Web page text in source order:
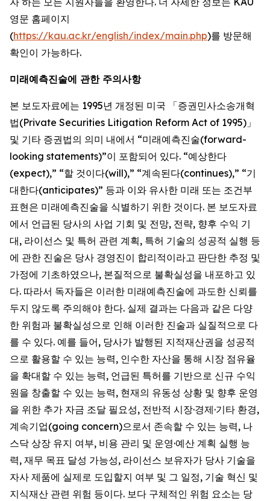
영문 홈페이지
(https://kau.ac.kr/english/index/main.php)를 방문해
확인이 가능하다.
미래예측진술에 관한 주의사항
본 보도자료에는 1995년 개정된 미국 「증권민사소송개혁
법(Private Securities Litigation Reform Act of 1995)」
및 기타 증권법의 의미 내에서 “미래예측진술(forward-
looking statements)”이 포함되어 있다. “예상한다
(expect),” “할 것이다(will),” “계속된다(continues),” “기
대한다(anticipates)” 등과 이와 유사한 미래 또는 조건부
표현은 미래예측진술을 식별하기 위한 것이다. 본 보도자료
에서 언급된 당사의 사업 기회 및 전망, 전략, 향후 수익 기
대, 라이선스 및 특허 관련 계획, 특허 기술의 성공적 실행 등
에 관한 진술은 당사 경영진이 합리적이라고 판단한 추정 및
가정에 기초하였으나, 본질적으로 불확실성을 내포하고 있
다. 따라서 독자들은 이러한 미래예측진술에 과도한 신뢰를
두지 않도록 주의해야 한다. 실제 결과는 다음과 같은 다양
한 위험과 불확실성으로 인해 이러한 진술과 실질적으로 다
를 수 있다. 예를 들어, 당사가 발행된 지적재산권을 성공적
으로 활용할 수 있는 능력, 인수한 자산을 통해 시장 점유율
을 확대할 수 있는 능력, 언급된 특허를 기반으로 신규 수익
원을 창출할 수 있는 능력, 현재의 유동성 상황 및 향후 운영
을 위한 추가 자금 조달 필요성, 전반적 시장·경제·기타 환경,
계속기업(going concern)으로서 존속할 수 있는 능력, 나
스닥 상장 유지 여부, 비용 관리 및 운영·예산 계획 실행 능
력, 재무 목표 달성 가능성, 라이선스 보유자가 당사 기술을
자사 제품에 실제로 도입할지 여부 및 그 일정, 기술 혁신 및
지식재산 관련 위험 등이다. 보다 구체적인 위험 요소는 당